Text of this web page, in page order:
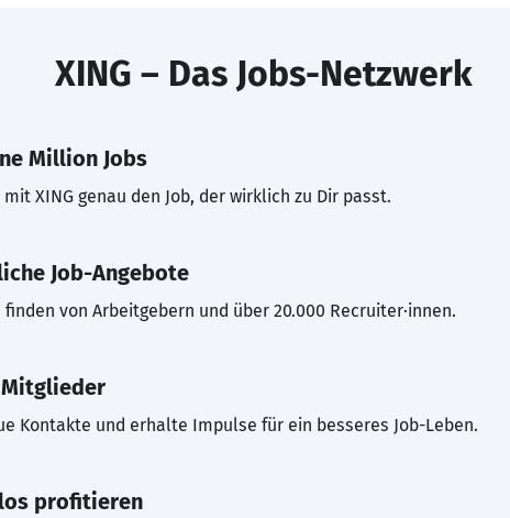
XING – Das Jobs-Netzwerk
Million Jobs
XING genau den Job, der wirklich zu Dir passt.
Job-Angebote
finden von Arbeitgebern und über 20.000 Recruiter·innen.
Mitglieder
Kontakte und erhalte Impulse für ein besseres Job-Leben.
profitieren